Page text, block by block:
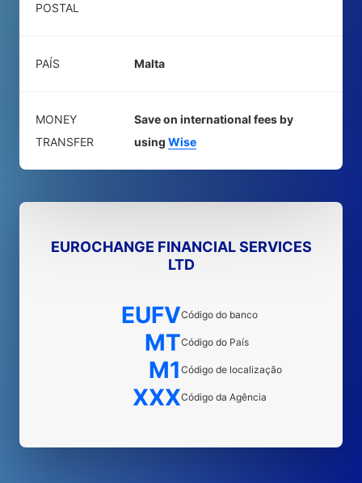
POSTAL
PAÍS Malta
MONEY
TRANSFER
Save on international fees by
using Wise
EUROCHANGE FINANCIAL SERVICES
LTD
EUFVCódigo do banco
MTCódigo do País
M1 Código de localização
XXXCódigo da Agência